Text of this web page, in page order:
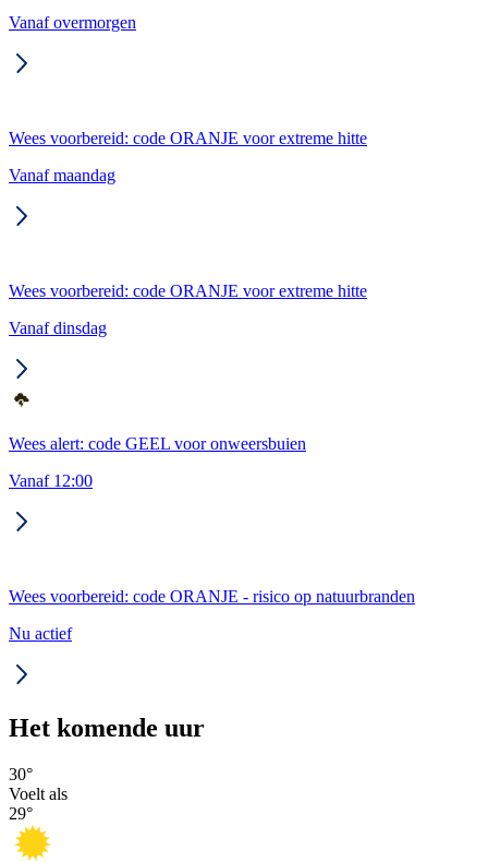
Vanaf overmorgen
Wees voorbereid: code ORANJE voor extreme hitte
Vanaf maandag
Wees voorbereid: code ORANJE voor extreme hitte
Vanaf dinsdag
Wees alert: code GEEL voor onweersbuien
Vanaf 12:00
Wees voorbereid: code ORANJE - risico op natuurbranden
Nu actief
Het komende uur
30°
Voelt als
29°